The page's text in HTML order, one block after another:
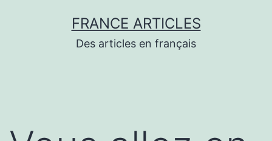
FRANCE ARTICLES
Des articles en français